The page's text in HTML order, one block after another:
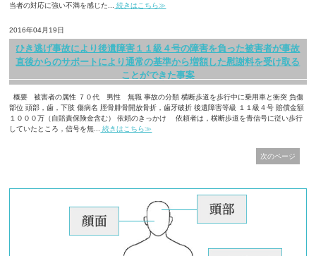
当者の対応に強い不満を感じた...
続きはこちら≫
2016年04月19日
ひき逃げ事故により後遺障害１１級４号の障害を負った被害者が事故
直後からのサポートにより通常の基準から増額した慰謝料を受け取る
ことができた事案
概要 被害者の属性 ７０代 男性 無職 事故の分類 横断歩道を歩行中に乗用車と衝突 負傷
部位 頭部，歯，下肢 傷病名 脛骨腓骨開放骨折，歯牙破折 後遺障害等級 １１級４号 賠償金額
１０００万（自賠責保険金含む） 依頼のきっかけ 依頼者は，横断歩道を青信号に従い歩行
していたところ，信号を無...
続きはこちら≫
次のページ